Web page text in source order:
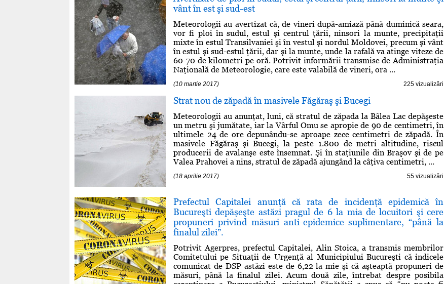
vânt în est şi sud-est
Meteorologii au avertizat că, de vineri după-amiază până duminică seara,
vor fi ploi în sudul, estul şi centrul ţării, ninsori la munte, precipitaţii
mixte în estul Transilvaniei şi în vestul şi nordul Moldovei, precum şi vânt
în estul şi sud-estul ţării, dar şi la munte, unde la rafală va atinge viteze de
60-70 de kilometri pe oră. Potrivit informării transmise de Administraţia
Naţională de Meteorologie, care este valabilă de vineri, ora ...
(10 martie 2017) 225 vizualizări
Strat nou de zăpadă în masivele Făgăraş şi Bucegi
Meteorologii au anunţat, luni, că stratul de zăpada la Bâlea Lac depăşeste
un metru şi jumătate, iar la Vârful Omu se apropie de 90 de centimetri, în
ultimele 24 de ore depunându-se aproape zece centimetri de zăpadă. În
masivele Făgăraş şi Bucegi, la peste 1.800 de metri altitudine, riscul
producerii de avalanşe este însemnat. Şi în staţiunile din Braşov şi de pe
Valea Prahovei a nins, stratul de zăpadă ajungând la câţiva centimetri, ...
(18 aprilie 2017) 55 vizualizări
Prefectul Capitalei anunţă că rata de incidenţă epidemică în
Bucureşti depăşeşte astăzi pragul de 6 la mia de locuitori şi cere
propuneri privind măsuri anti-epidemice suplimentare, “până la
finalul zilei”.
Potrivit Agerpres, prefectul Capitalei, Alin Stoica, a transmis membrilor
Comitetului pe Situaţii de Urgenţă al Municipiului Bucureşti că indicele
comunicat de DSP astăzi este de 6,22 la mie şi că aşteaptă propuneri de
măsuri, până la finalul zilei. Acum două zile, întrebat despre posibila